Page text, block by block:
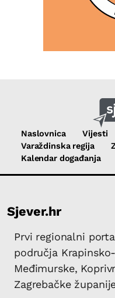
Naslovnica Vijesti
Varaždinska regija
Kalendar događanja
Sjever.hr
Prvi regionalni
područja
Međimurske,
Zagrebačke